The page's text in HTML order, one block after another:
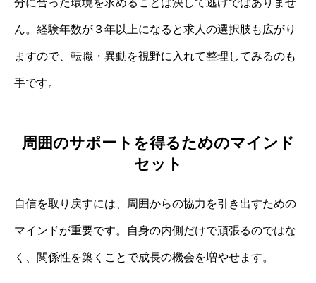
分に合った環境を求めることは決して逃げではありませ
ん。経験年数が３年以上になると求人の選択肢も広がり
ますので、転職・異動を視野に入れて整理してみるのも
手です。
周囲のサポートを得るためのマインド
セット
自信を取り戻すには、周囲からの協力を引き出すための
マインドが重要です。自身の内側だけで頑張るのではな
く、関係性を築くことで成長の機会を増やせます。